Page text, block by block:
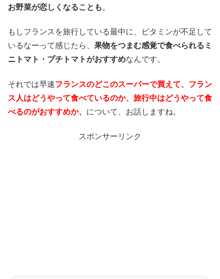
お野菜が恋しくなることも。
もしフランスを旅行している最中に、ビタミンが不足して
いるなーって感じたら、 果物をつまむ感覚で食べられるミ
ニトマト・プチトマトがおすすめなんです。
それでは早速フランスのどこのスーパーで買えて、フラン
ス人はどうやって食べているのか、旅行中はどうやって食
べるのがおすすめか、 について、お話しますね。
スポンサーリンク